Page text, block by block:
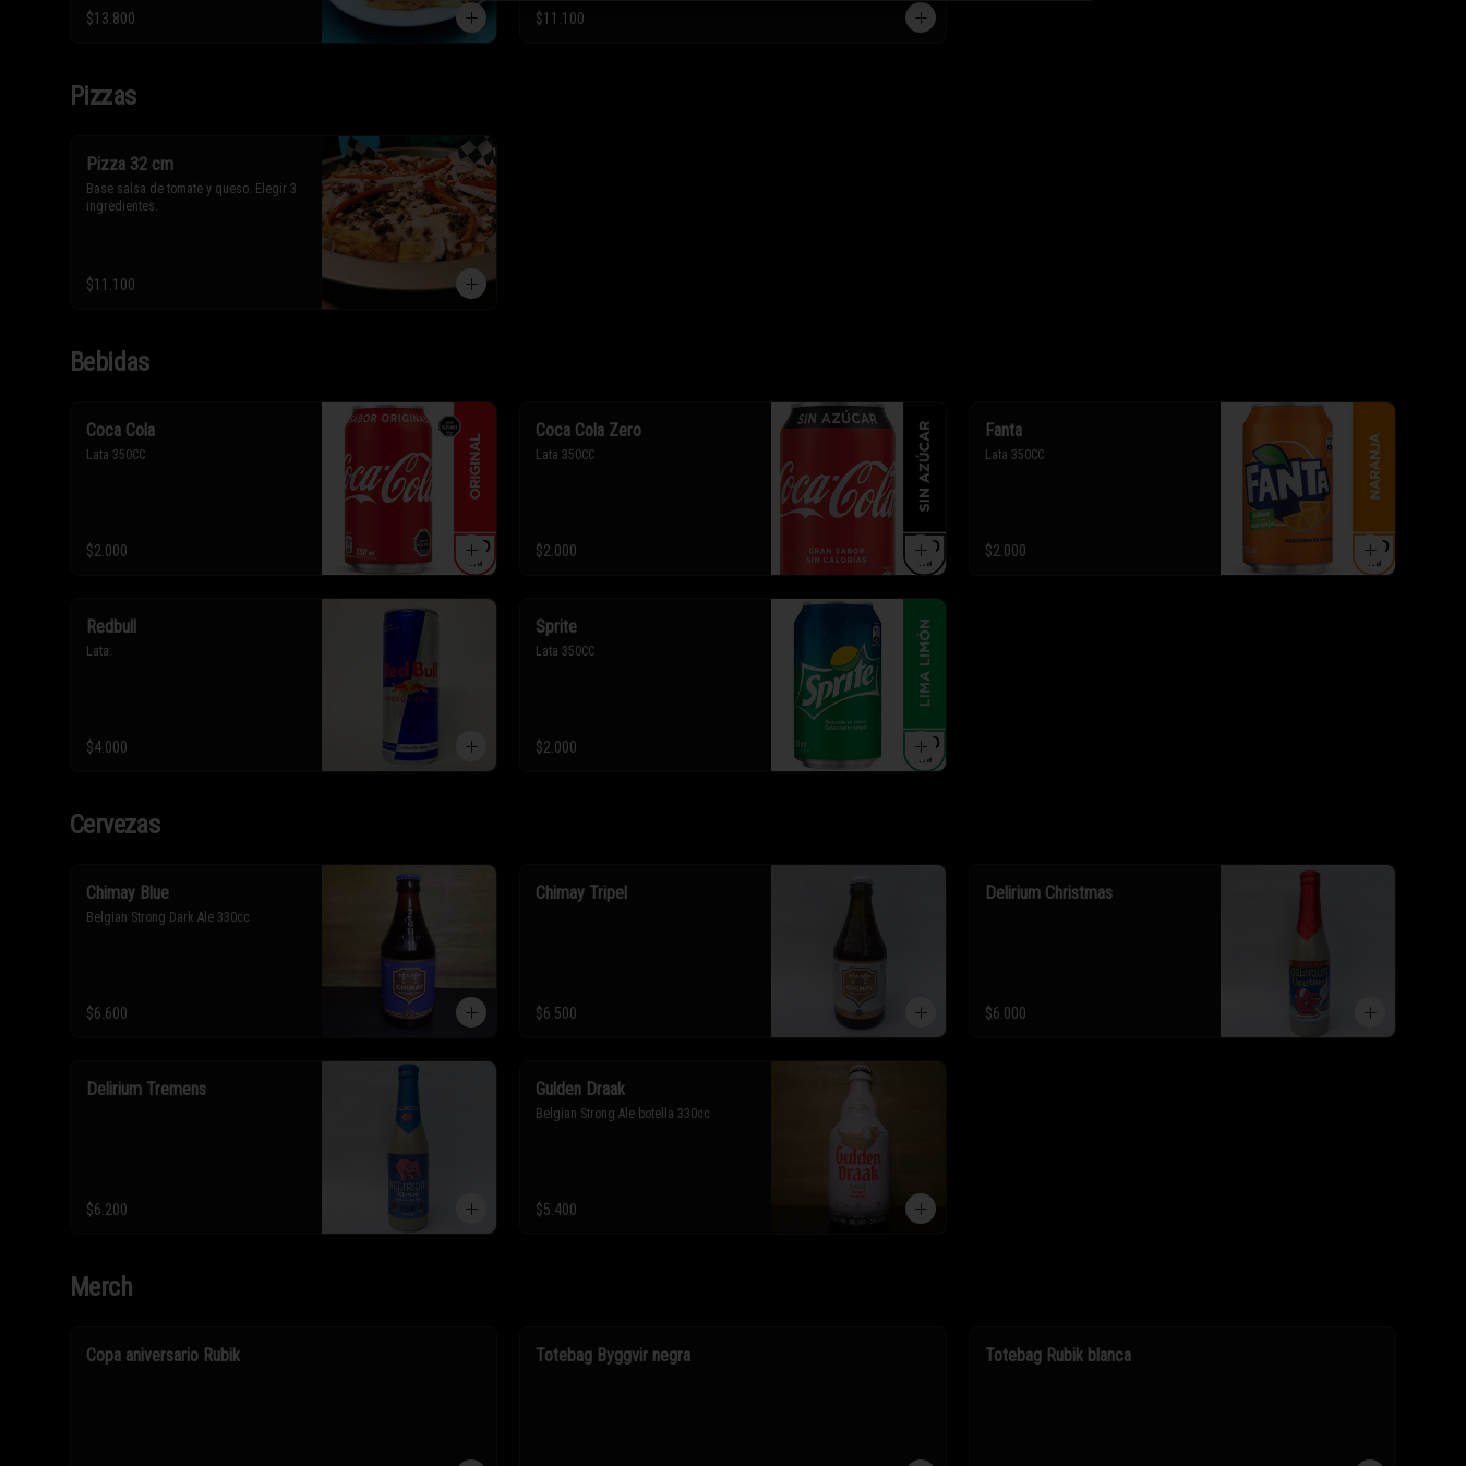
* Los ingredientes no son
intercambiables. Sólo puedes solicitar
$13.800
* Los ingredientes no son
intercambiables. Sólo puedes solicitar
$11.100
Pizzas
Pizza 32 cm
Base salsa de tomate y queso. Elegir 3
ingredientes.
$11.100
Bebidas
Coca Cola
Lata 350CC
$2.000
Coca Cola Zero
Lata 350CC
$2.000
Fanta
Lata 350CC
$2.000
Redbull
Lata.
$4.000
Sprite
Lata 350CC
$2.000
Cervezas
Chimay Blue
Belgian Strong Dark Ale 330cc
$6.600
Chimay Tripel
$6.500
Delirium Christmas
$6.000
Delirium Tremens
$6.200
Gulden Draak
Belgian Strong Ale botella 330cc
$5.400
Merch
Copa aniversario Rubik Totebag Byggvir negra Totebag Rubik blanca